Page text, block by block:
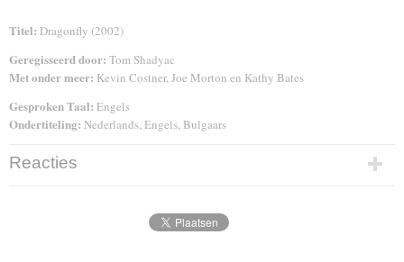
Titel: Dragonfly (2002)
Geregisseerd door: Tom Shadyac
Met onder meer: Kevin Costner, Joe Morton en Kathy Bates
Gesproken Taal: Engels
Ondertiteling: Nederlands, Engels, Bulgaars
Reacties